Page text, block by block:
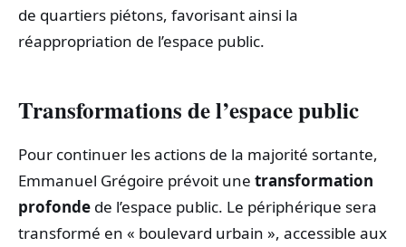
de quartiers piétons, favorisant ainsi la
réappropriation de l’espace public.
Transformations de l’espace public
Pour continuer les actions de la majorité sortante,
Emmanuel Grégoire prévoit une transformation
profonde de l’espace public. Le périphérique sera
transformé en « boulevard urbain », accessible aux